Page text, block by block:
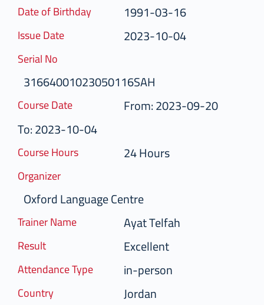
Date of Birthday 1991-03-16
Issue Date 2023-10-04
Serial No
31664001023050116SAH
Course Date
From: 2023-09-20
To: 2023-10-04
Course Hours 24 Hours
Organizer
Oxford Language Centre
Trainer Name Ayat Telfah
Result Excellent
Attendance Type in-person
Country Jordan